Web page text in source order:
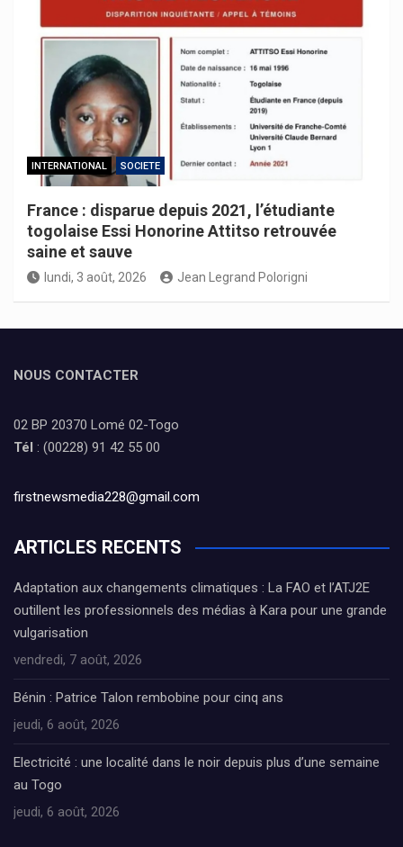
INTERNATIONAL SOCIETE
France : disparue depuis 2021, l’étudiante
togolaise Essi Honorine Attitso retrouvée
saine et sauve
lundi, 3 août, 2026 Jean Legrand Polorigni
NOUS CONTACTER
02 BP 20370 Lomé 02-Togo
Tél : (00228) 91 42 55 00
firstnewsmedia228@gmail.com
ARTICLES RECENTS
Adaptation aux changements climatiques : La FAO et l’ATJ2E
outillent les professionnels des médias à Kara pour une grande
vulgarisation
vendredi, 7 août, 2026
Bénin : Patrice Talon rembobine pour cinq ans
jeudi, 6 août, 2026
Electricité : une localité dans le noir depuis plus d’une semaine
au Togo
jeudi, 6 août, 2026